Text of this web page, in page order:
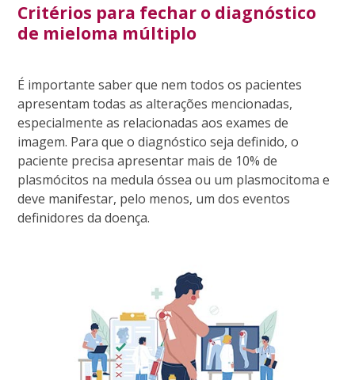
Critérios para fechar o diagnóstico
de mieloma múltiplo
É importante saber que nem todos os pacientes
apresentam todas as alterações mencionadas,
especialmente as relacionadas aos exames de
imagem. Para que o diagnóstico seja definido, o
paciente precisa apresentar mais de 10% de
plasmócitos na medula óssea ou um plasmocitoma e
deve manifestar, pelo menos, um dos eventos
definidores da doença.